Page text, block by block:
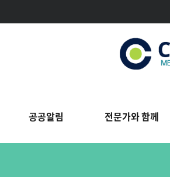
공공알림 전문가와 함께